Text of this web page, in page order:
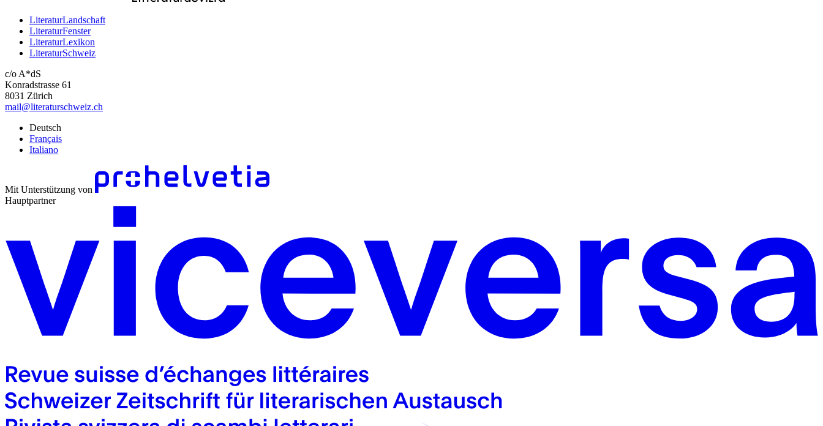
LiteraturLandschaft
LiteraturFenster
LiteraturLexikon
LiteraturSchweiz
c/o A*dS
Konradstrasse 61
8031 Zürich
mail@literaturschweiz.ch
Deutsch
Français
Italiano
Mit Unterstützung von
Hauptpartner